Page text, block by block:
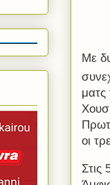
Με
οι
Στις